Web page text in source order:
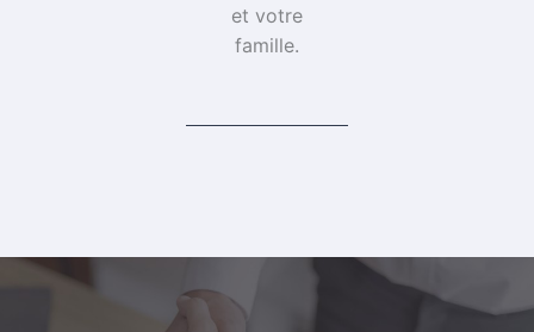
et votre
famille.​